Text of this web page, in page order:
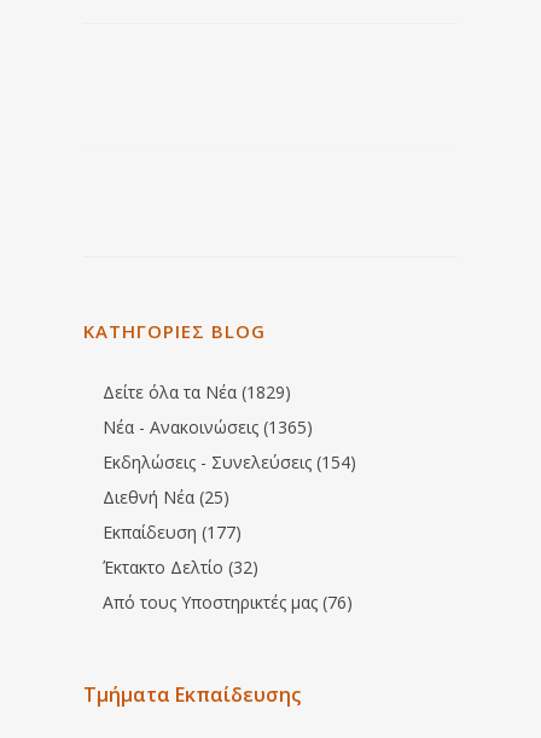
ΚΑΤΗΓΟΡΙΕΣ BLOG
Δείτε όλα τα Νέα (1829)
Νέα - Ανακοινώσεις (1365)
Εκδηλώσεις - Συνελεύσεις (154)
Διεθνή Νέα (25)
Εκπαίδευση (177)
Έκτακτο Δελτίο (32)
Από τους Υποστηρικτές μας (76)
Τμήματα Εκπαίδευσης